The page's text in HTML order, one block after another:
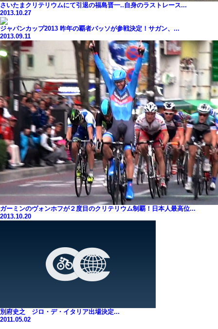
さいたまクリテリウムにて引退の福島晋一..自身のラストレース...
2013.10.27
ジャパンカップ2013 昨年の覇者バッソが参戦決定！サガン、...
2013.09.11
ガーミンのヴォンホフが２度目のクリテリウム制覇！日本人最高位...
2013.10.20
別府史之 ジロ・デ・イタリア出場決定...
2011.05.02